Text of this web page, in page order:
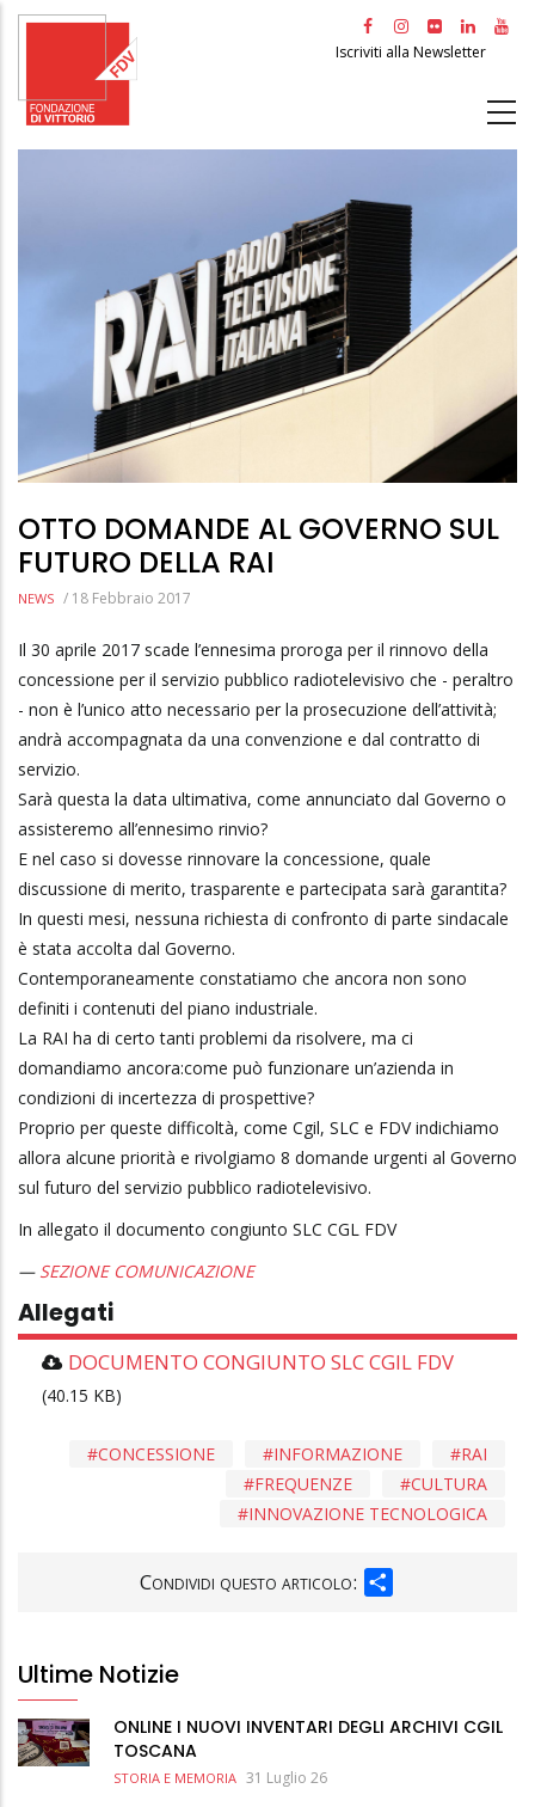
Salta
principale
Iscriviti alla Newsletter
OTTO DOMANDE AL GOVERNO SUL
FUTURO DELLA RAI
NEWS / 18 Febbraio 2017
Il 30 aprile 2017 scade l’ennesima proroga per il rinnovo della
concessione per il servizio pubblico radiotelevisivo che - peraltro
- non è l’unico atto necessario per la prosecuzione dell’attività;
andrà accompagnata da una convenzione e dal contratto di
servizio.
Sarà questa la data ultimativa, come annunciato dal Governo o
assisteremo all’ennesimo rinvio?
E nel caso si dovesse rinnovare la concessione, quale
discussione di merito, trasparente e partecipata sarà garantita?
In questi mesi, nessuna richiesta di confronto di parte sindacale
è stata accolta dal Governo.
Contemporaneamente constatiamo che ancora non sono
definiti i contenuti del piano industriale.
La RAI ha di certo tanti problemi da risolvere, ma ci
domandiamo ancora:come può funzionare un’azienda in
condizioni di incertezza di prospettive?
Proprio per queste difficoltà, come Cgil, SLC e FDV indichiamo
allora alcune priorità e rivolgiamo 8 domande urgenti al Governo
sul futuro del servizio pubblico radiotelevisivo.
In allegato il documento congiunto SLC CGL FDV
SEZIONE COMUNICAZIONE
Allegati
DOCUMENTO CONGIUNTO SLC CGIL FDV
(40.15 KB)
RAI
INFORMAZIONE
CONCESSIONE
CULTURA
FREQUENZE
INNOVAZIONE TECNOLOGICA
Condividi questo articolo:
Ultime Notizie
ONLINE I NUOVI INVENTARI DEGLI ARCHIVI CGIL
TOSCANA
STORIA E MEMORIA 31 Luglio 26